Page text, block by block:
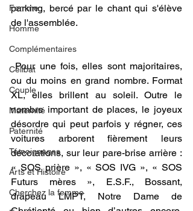
Femme
Homme
Complémentaires
Célibat
Couple
Maternité
Paternité
Témoignages
Arts et Histoire
Cherchez la femme
parking, bercé par le chant qui s'élève
de l'assemblée.
Pour une fois, elles sont majoritaires,
ou du moins en grand nombre. Format
XL, elles brillent au soleil. Outre le
nombre important de places, le joyeux
désordre qui peut parfois y régner, ces
voitures arborent fièrement leurs
décorations, sur leur pare-brise arrière :
« SOS prière », « SOS IVG », « SOS
Futurs mères », E.S.F., Bossant,
drapeau LMPT, Notre Dame de